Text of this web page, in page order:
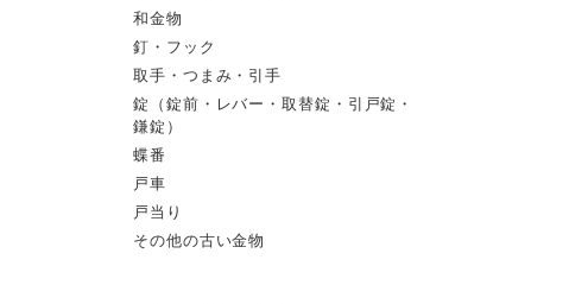
和金物
釘・フック
取手・つまみ・引手
錠（錠前・レバー・取替錠・引戸錠・
鎌錠）
蝶番
戸車
戸当り
その他の古い金物